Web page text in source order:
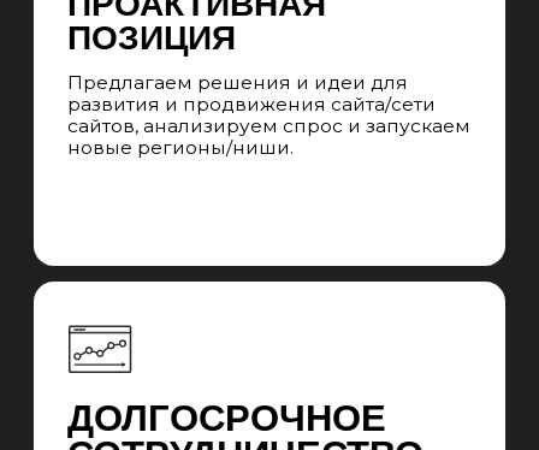
Иерхичная структура UNIT-а из команд SEO-
специалистов и SEO-менеджеров. При
уникальных запросах привлекаем
узкопрофильных специалистов на аутсорс.
и квалификации SEO-специалистов и SEO-
менеджеров. Ротация без потери качества
и увольнений специалистов.
ПРОЕКТНАЯ SEO-